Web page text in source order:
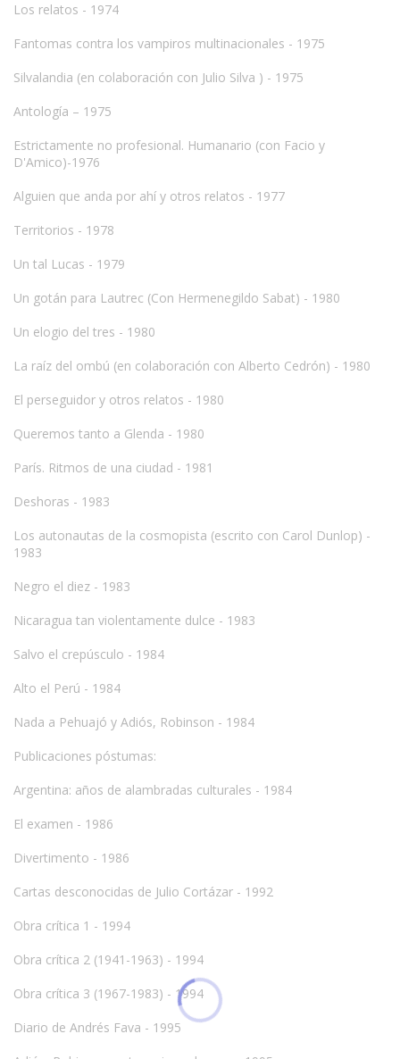
Los relatos - 1974
Fantomas contra los vampiros multinacionales - 1975
Silvalandia (en colaboración con Julio Silva ) - 1975
Antología – 1975
Estrictamente no profesional. Humanario (con Facio y
D'Amico)-1976
Alguien que anda por ahí y otros relatos - 1977
Territorios - 1978
Un tal Lucas - 1979
Un gotán para Lautrec (Con Hermenegildo Sabat) - 1980
Un elogio del tres - 1980
La raíz del ombú (en colaboración con Alberto Cedrón) - 1980
El perseguidor y otros relatos - 1980
Queremos tanto a Glenda - 1980
París. Ritmos de una ciudad - 1981
Deshoras - 1983
Los autonautas de la cosmopista (escrito con Carol Dunlop) -
1983
Negro el diez - 1983
Nicaragua tan violentamente dulce - 1983
Salvo el crepúsculo - 1984
Alto el Perú - 1984
Nada a Pehuajó y Adiós, Robinson - 1984
Publicaciones póstumas:
Argentina: años de alambradas culturales - 1984
El examen - 1986
Divertimento - 1986
Cartas desconocidas de Julio Cortázar - 1992
Obra crítica 1 - 1994
Obra crítica 2 (1941-1963) - 1994
Obra crítica 3 (1967-1983) - 1994
Diario de Andrés Fava - 1995